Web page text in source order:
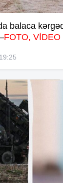
balaca
FOTO, VİDEO